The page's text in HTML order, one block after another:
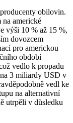
obilovin.
na americké
výši 10 % až 15 %,
dovozcem
pro americkou
období
vedlo k propadu
3 miliardy USD v
vedl ke
na alternativní
utrpěli v důsledku